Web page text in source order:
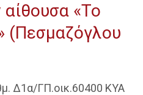
«Το
(Πεσμαζόγλου
Δ1α/ΓΠ.οικ.60400 ΚΥΑ